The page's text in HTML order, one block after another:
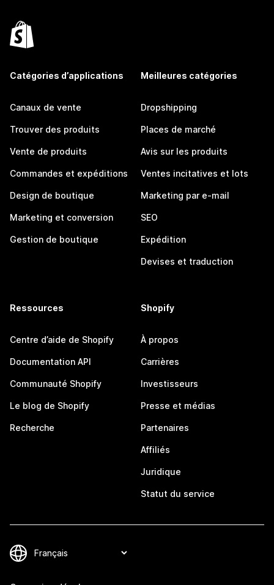
Catégories d’applications
Canaux de vente
Trouver des produits
Vente de produits
Commandes et expéditions
Design de boutique
Marketing et conversion
Gestion de boutique
Meilleures catégories
Dropshipping
Places de marché
Avis sur les produits
Ventes incitatives et lots
Marketing par e-mail
SEO
Expédition
Devises et traduction
Ressources
Centre d’aide de Shopify
Documentation API
Communauté Shopify
Le blog de Shopify
Recherche
Shopify
À propos
Carrières
Investisseurs
Presse et médias
Partenaires
Affiliés
Juridique
Statut du service